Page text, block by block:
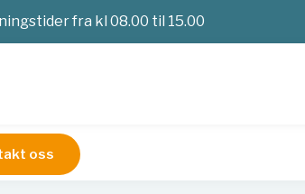
fra kl 08.00 til 15.00
ossIgM-APC, 50t, RUO